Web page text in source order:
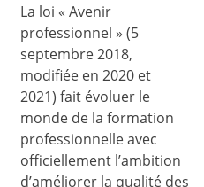
La loi « Avenir
professionnel » (5
septembre 2018,
modifiée en 2020 et
2021) fait évoluer le
monde de la formation
professionnelle avec
officiellement l’ambition
d’améliorer la qualité des